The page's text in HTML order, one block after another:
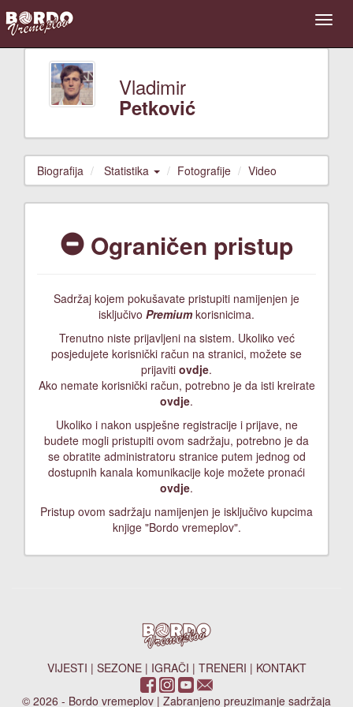
Vladimir
Petković
Biografija Statistika Fotografije Video
Ograničen pristup
Sadržaj kojem pokušavate pristupiti namijenjen je
isključivo Premiumkorisnicima.
Trenutno niste prijavljeni na sistem. Ukoliko već
posjedujete korisnički račun na stranici, možete se
prijaviti ovdje.
Ako nemate korisnički račun, potrebno je da isti kreirate
ovdje.
Ukoliko i nakon uspješne registracije i prijave, ne
budete mogli pristupiti ovom sadržaju, potrebno je da
se obratite administratoru stranice putem jednog od
dostupnih kanala komunikacije koje možete pronaći
ovdje.
Pristup ovom sadržaju namijenjen je isključivo kupcima
knjige "Bordo vremeplov".
VIJESTI | SEZONE| IGRAČI | TRENERI | KONTAKT
© 2026 - Bordo vremeplov | Zabranjeno preuzimanje sadržaja